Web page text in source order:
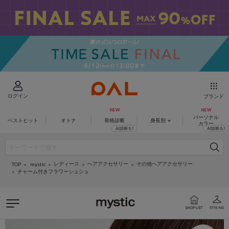
ログイン ブランド
ベストヒット オトナ 骨格診断 身長別
パーソナル
カラー
TOP mystic レディース ヘアアクセサリー
その他ヘアアクセサリー
チャーム付きフラワーシュシュ